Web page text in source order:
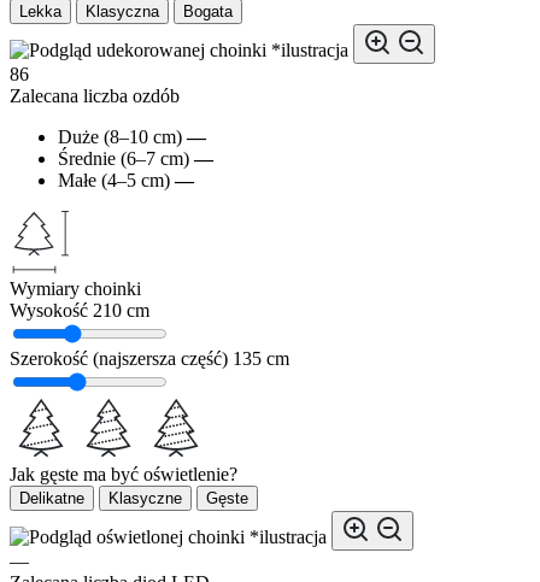
Lekka Klasyczna Bogata
*ilustracja
86
Zalecana liczba ozdób
Duże (8–10 cm) —
Średnie (6–7 cm) —
Małe (4–5 cm) —
Wymiary choinki
Wysokość 210 cm
Szerokość (najszersza część) 135 cm
Jak gęste ma być oświetlenie?
Delikatne Klasyczne Gęste
*ilustracja
—